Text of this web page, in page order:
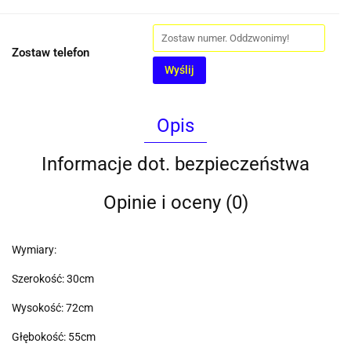
Zostaw telefon
Wyślij
Opis
Informacje dot. bezpieczeństwa
Opinie i oceny (0)
Wymiary:
Szerokość: 30cm
Wysokość: 72cm
Głębokość: 55cm